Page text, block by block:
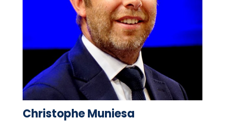
Christophe Muniesa